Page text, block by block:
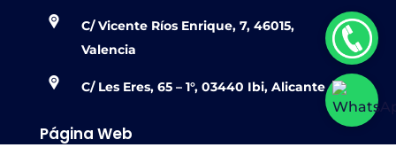
C/ Vicente Ríos Enrique, 7, 46015,
Valencia
C/ Les Eres, 65 – 1°, 03440 Ibi, Alicante
Página Web